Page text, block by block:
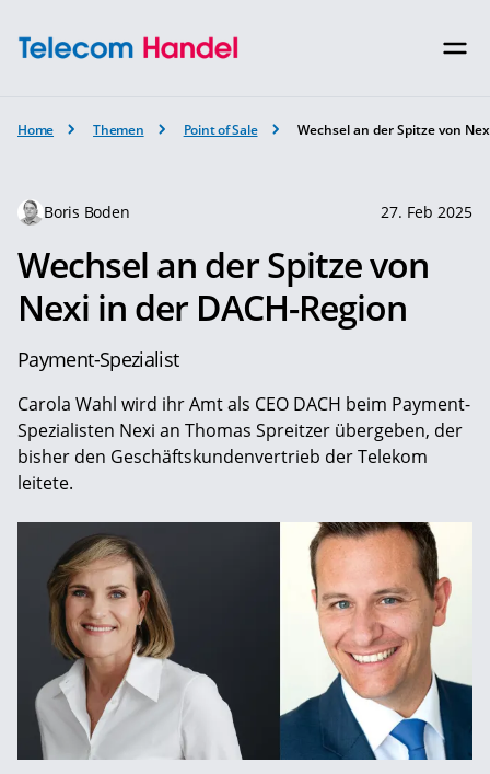
Home Themen Point of Sale Wechsel an der Spitze von
Boris Boden 27. Feb 2025
Wechsel an der Spitze von
Nexi in der DACH-Region
Payment-Spezialist
Carola Wahl wird ihr Amt als CEO DACH beim Payment-
Spezialisten Nexi an Thomas Spreitzer übergeben, der
bisher den Geschäftskundenvertrieb der Telekom
leitete.